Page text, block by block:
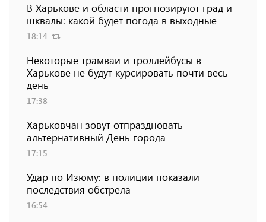
В Харькове и области прогнозируют град и
шквалы: какой будет погода в выходные
18:14
Некоторые трамваи и троллейбусы в
Харькове не будут курсировать почти весь
день
17:38
Харьковчан зовут отпраздновать
альтернативный День города
17:15
Удар по Изюму: в полиции показали
последствия обстрела
16:54